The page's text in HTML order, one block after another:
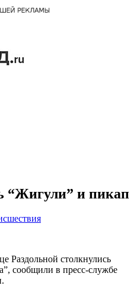
“Жигули” и пикап
Раздольной столкнулись
сообщили в пресс-службе